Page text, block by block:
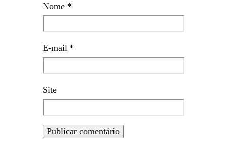
Nome *
E-mail *
Site